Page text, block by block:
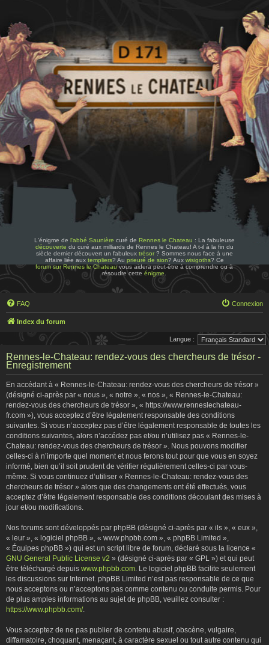
L'énigme de l'abbé Saunière curé de Rennes le Chateau : La fabuleuse
découverte du curé aux milliards de Rennes le Chateau! A t-il à la fin du
siècle dernier découvert un fabuleux trésor? Sommes nous face à une
affaire liée aux templiers? Au prieuré de sion? Aux wisigoths? Ce
forum sur Rennes le Chateauvous aidera peut-être à comprendre ou à
résoudre cetteénigme
FAQ Connexion
Index du forum
Langue :
Rennes-le-Chateau: rendez-vous des chercheurs de trésor -
Enregistrement
En accédant à « Rennes-le-Chateau: rendez-vous des chercheurs de trésor »
(désigné ci-après par « nous », « notre », « nos », « Rennes-le-Chateau:
rendez-vous des chercheurs de trésor », « https://www.renneslechateau-
fr.com »), vous acceptez d’être légalement responsable des conditions
suivantes. Si vous n’acceptez pas d’être légalement responsable de toutes les
conditions suivantes, alors n’accédez pas et/ou n’utilisez pas « Rennes-le-
Chateau: rendez-vous des chercheurs de trésor ». Nous pouvons modifier
celles-ci à n’importe quel moment et nous ferons tout pour que vous en soyez
informé, bien qu’il soit prudent de vérifier régulièrement celles-ci par vous-
même. Si vous continuez d’utiliser « Rennes-le-Chateau: rendez-vous des
chercheurs de trésor » alors que des changements ont été effectués, vous
acceptez d’être légalement responsable des conditions découlant des mises à
jour et/ou modifications.
Nos forums sont développés par phpBB (désigné ci-après par « ils », « eux »,
« leur », « logiciel phpBB », « www.phpbb.com », « phpBB Limited »,
« Équipes phpBB ») qui est un script libre de forum, déclaré sous la licence «
GNU General Public License v2 » (désigné ci-après par « GPL ») et qui peut
être téléchargé depuis www.phpbb.com. Le logiciel phpBB facilite seulement
les discussions sur Internet. phpBB Limited n’est pas responsable de ce que
nous acceptons ou n’acceptons pas comme contenu ou conduite permis. Pour
de plus amples informations au sujet de phpBB, veuillez consulter :
https://www.phpbb.com/.
Vous acceptez de ne pas publier de contenu abusif, obscène, vulgaire,
diffamatoire, choquant, menaçant, à caractère sexuel ou tout autre contenu qui